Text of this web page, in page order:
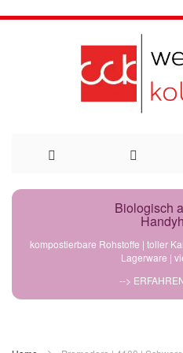
Direkt
Biologisch
kompostierbare Rohstoffe | toller
Lagerware |
-->